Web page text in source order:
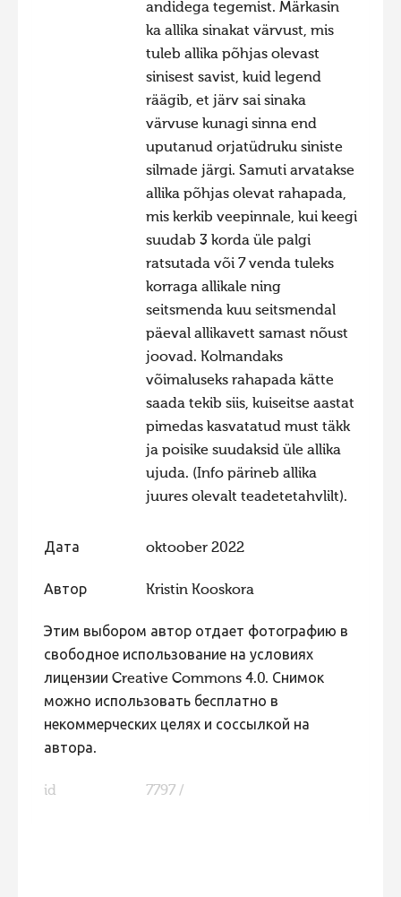
andidega tegemist. Märkasin
ka allika sinakat värvust, mis
tuleb allika põhjas olevast
sinisest savist, kuid legend
räägib, et järv sai sinaka
värvuse kunagi sinna end
uputanud orjatüdruku siniste
silmade järgi. Samuti arvatakse
allika põhjas olevat rahapada,
mis kerkib veepinnale, kui keegi
suudab 3 korda üle palgi
ratsutada või 7 venda tuleks
korraga allikale ning
seitsmenda kuu seitsmendal
päeval allikavett samast nõust
joovad. Kolmandaks
võimaluseks rahapada kätte
saada tekib siis, kuiseitse aastat
pimedas kasvatatud must täkk
ja poisike suudaksid üle allika
ujuda. (Info pärineb allika
juures olevalt teadetetahvlilt).
Дата oktoober 2022
Автор Kristin Kooskora
Этим выбором автор отдает фотографию в
свободное использование на условиях
лицензии Creative Commons 4.0. Снимок
можно использовать бесплатно в
некоммерческих целях и соссылкой на
автора.
id 7797 /